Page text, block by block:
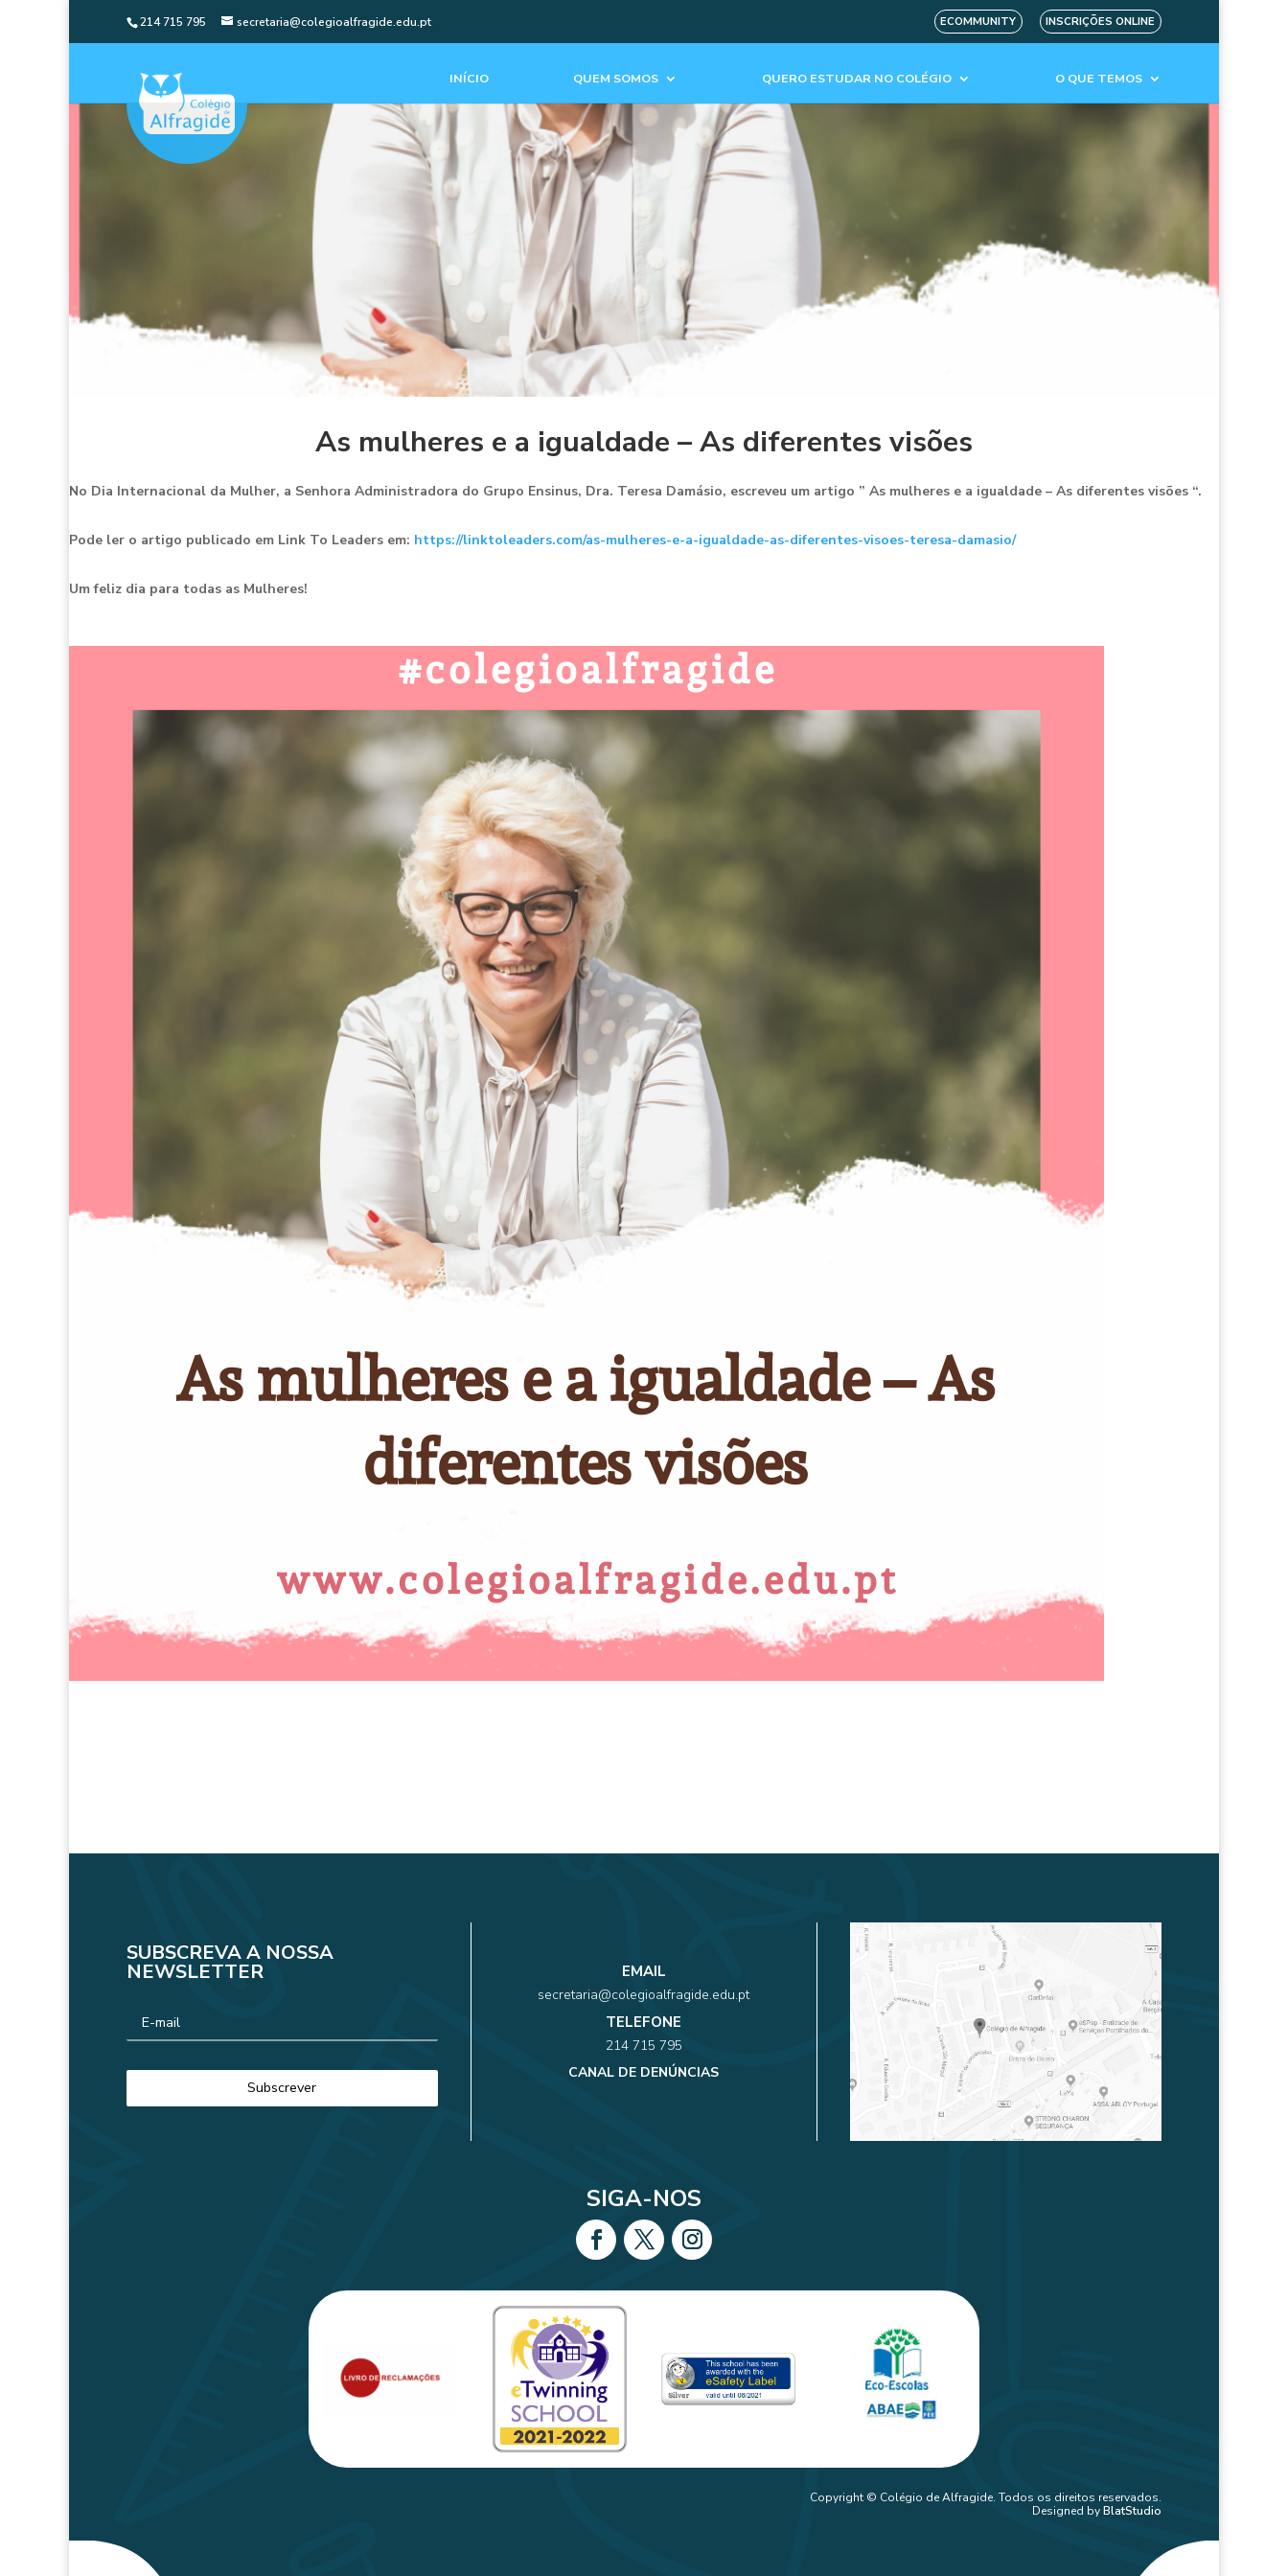
214 715 795 secretaria@colegioalfragide.edu.pt ECOMMUNITY INSCRIÇÕES ONLINE
INÍCIO QUEM SOMOS QUERO ESTUDAR NO COLÉGIO O QUE TEMOS
As mulheres e a igualdade – As diferentes visões
No Dia Internacional da Mulher, a Senhora Administradora do Grupo Ensinus, Dra. Teresa Damásio, escreveu um artigo ” As mulheres e a igualdade – As diferentes visões “.
Pode ler o artigo publicado em Link To Leaders em: https://linktoleaders.com/as-mulheres-e-a-igualdade-as-diferentes-visoes-teresa-damasio/
Um feliz dia para todas as Mulheres!
SUBSCREVA A NOSSA
NEWSLETTER EMAIL
secretaria@colegioalfragide.edu.pt
TELEFONE
214 715 795
CANAL DE DENÚNCIAS
SIGA-NOS
Copyright © Colégio de Alfragide. Todos os direitos reservados.
Designed byBlatStudio